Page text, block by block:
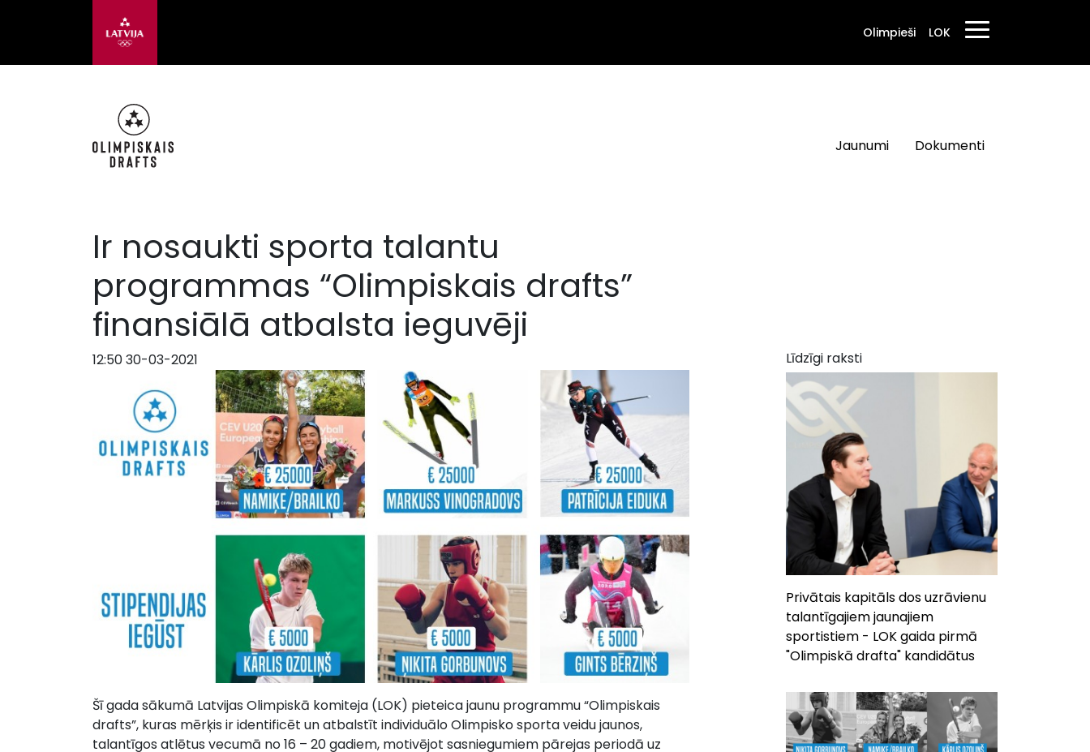
Olimpieši LOK
Jaunumi Dokumenti
Ir nosaukti sporta talantu
programmas “Olimpiskais drafts”
finansiālā atbalsta ieguvēji
12:50 30-03-2021
Šī gada sākumā Latvijas Olimpiskā komiteja (LOK) pieteica jaunu programmu “Olimpiskais
drafts”, kuras mērķis ir identificēt un atbalstīt individuālo Olimpisko sporta veidu jaunos,
talantīgos atlētus vecumā no 16 – 20 gadiem, motivējot sasniegumiem pārejas periodā uz
Līdzīgi raksti
Privātais kapitāls dos uzrāvienu
talantīgajiem jaunajiem
sportistiem - LOK gaida pirmā
"Olimpiskā drafta" kandidātus